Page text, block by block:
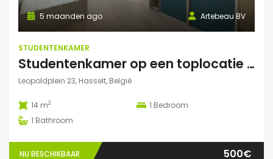
Artebeau BV
5 maanden ago
STUDENTENKAMER
Studentenkamer op een toplocatie te Hasselt
Leopoldplein 23, Hasselt, België
14 m2 1 Bedroom
1 Bathroom
NU BESCHIKBAAR 500€